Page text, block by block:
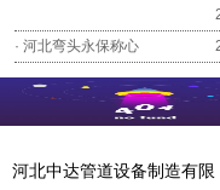
· 河北弯头永保称心
河北中达管道设备制造有限